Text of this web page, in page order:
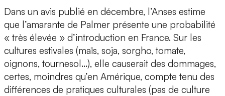
Dans un avis publié en décembre, l’Anses estime
que l’amarante de Palmer présente une probabilité
« très élevée » d’introduction en France. Sur les
cultures estivales (maïs, soja, sorgho, tomate,
oignons, tournesol…), elle causerait des dommages,
certes, moindres qu’en Amérique, compte tenu des
différences de pratiques culturales (pas de culture